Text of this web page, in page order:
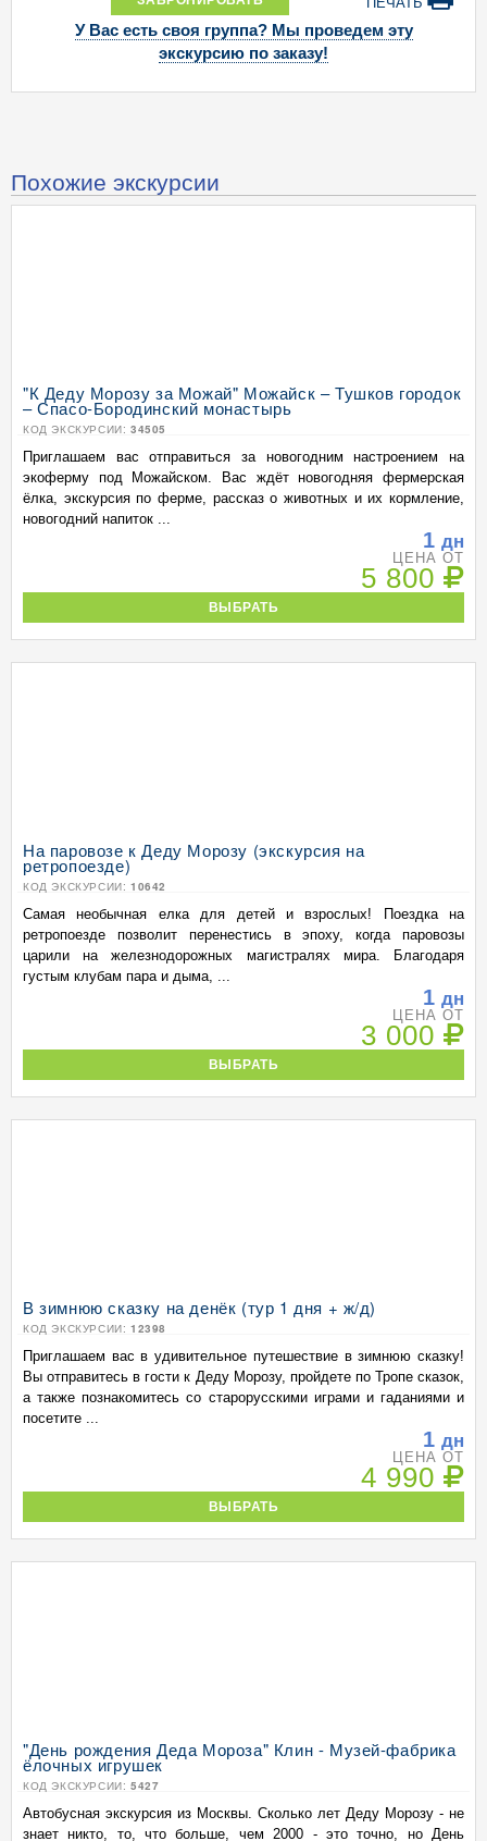
У Вас есть своя группа? Мы проведем эту
экскурсию по заказу!
Похожие экскурсии
"К Деду Морозу за Можай" Можайск – Тушков городок
– Спасо-Бородинский монастырь
КОД ЭКСКУРСИИ: 34505
Приглашаем вас отправиться за новогодним настроением на
экоферму под Можайском. Вас ждёт новогодняя фермерская
ёлка, экскурсия по ферме, рассказ о животных и их кормление,
новогодний напиток ...
1 дн
ЦЕНА ОТ
5 800
ВЫБРАТЬ
На паровозе к Деду Морозу (экскурсия на
ретропоезде)
КОД ЭКСКУРСИИ: 10642
Самая необычная елка для детей и взрослых! Поездка на
ретропоезде позволит перенестись в эпоху, когда паровозы
царили на железнодорожных магистралях мира. Благодаря
густым клубам пара и дыма, ...
1 дн
ЦЕНА ОТ
3 000
ВЫБРАТЬ
В зимнюю сказку на денёк (тур 1 дня + ж/д)
КОД ЭКСКУРСИИ: 12398
Приглашаем вас в удивительное путешествие в зимнюю сказку!
Вы отправитесь в гости к Деду Морозу, пройдете по Тропе сказок,
а также познакомитесь со старорусскими играми и гаданиями и
посетите ...
1 дн
ЦЕНА ОТ
4 990
ВЫБРАТЬ
"День рождения Деда Мороза" Клин - Музей-фабрика
ёлочных игрушек
КОД ЭКСКУРСИИ: 5427
Автобусная экскурсия из Москвы. Сколько лет Деду Морозу - не
знает никто, то, что больше, чем 2000 - это точно, но День